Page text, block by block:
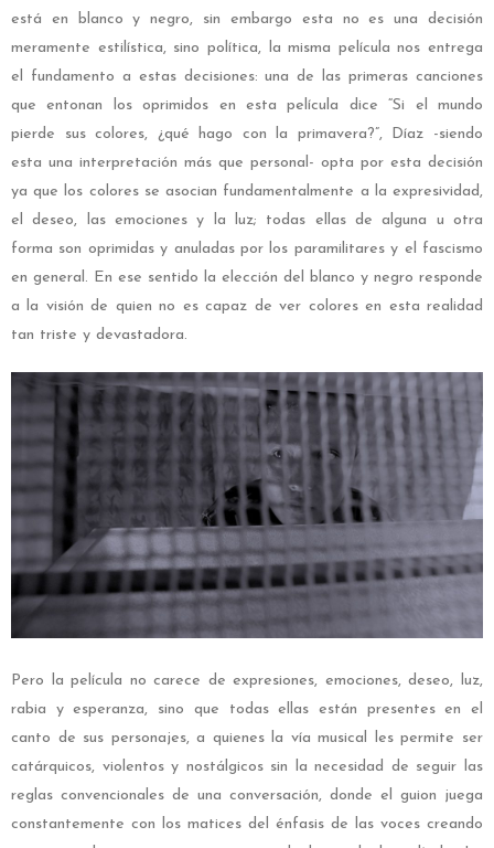
está en blanco y negro, sin embargo esta no es una decisión
meramente estilística, sino política, la misma película nos entrega
el fundamento a estas decisiones: una de las primeras canciones
que entonan los oprimidos en esta película dice “Si el mundo
pierde sus colores, ¿qué hago con la primavera?”, Díaz -siendo
esta una interpretación más que personal- opta por esta decisión
ya que los colores se asocian fundamentalmente a la expresividad,
el deseo, las emociones y la luz; todas ellas de alguna u otra
forma son oprimidas y anuladas por los paramilitares y el fascismo
en general. En ese sentido la elección del blanco y negro responde
a la visión de quien no es capaz de ver colores en esta realidad
tan triste y devastadora.
Pero la película no carece de expresiones, emociones, deseo, luz,
rabia y esperanza, sino que todas ellas están presentes en el
canto de sus personajes, a quienes la vía musical les permite ser
catárquicos, violentos y nostálgicos sin la necesidad de seguir las
reglas convencionales de una conversación, donde el guion juega
constantemente con los matices del énfasis de las voces creando